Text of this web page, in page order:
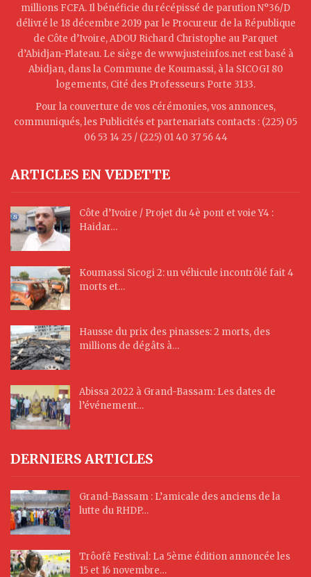
millions FCFA. Il bénéficie du récépissé de parution N°36/D
délivré le 18 décembre 2019 par le Procureur de la République
de Côte d’Ivoire, ADOU Richard Christophe au Parquet
d’Abidjan-Plateau. Le siège de www.justeinfos.net est basé à
Abidjan, dans la Commune de Koumassi, à la SICOGI 80
logements, Cité des Professeurs Porte 3133.
Pour la couverture de vos cérémonies, vos annonces,
communiqués, les Publicités et partenariats contacts : (225) 05
06 53 14 25 / (225) 01 40 37 56 44
ARTICLES EN VEDETTE
Côte d’Ivoire / Projet du 4è pont et voie Y4 :
Haidar…
Koumassi Sicogi 2: un véhicule incontrôlé fait 4
morts et…
Hausse du prix des pinasses: 2 morts, des
millions de dégâts à…
Abissa 2022 à Grand-Bassam: Les dates de
l’événement…
DERNIERS ARTICLES
Grand-Bassam : L’amicale des anciens de la
lutte du RHDP…
Trôofê Festival: La 5ème édition annoncée les
15 et 16 novembre…